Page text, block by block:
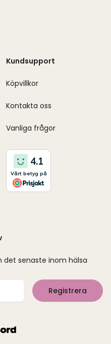
Kundsupport
Köpvillkor
Kontakta oss
Vanliga frågor
det senaste inom hälsa
Registrera